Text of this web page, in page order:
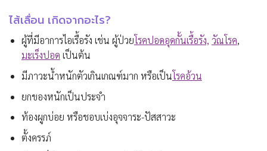
ไส้เลื่อน เกิดจากอะไร?
ผู้ที่มีอาการไอเรื้อรัง เช่น ผู้ป่วยโรคปอดอุดกั้นเรื้อรัง, วัณโรค,
มะเร็งปอด เป็นต้น
มีภาวะน้ำหนักตัวเกินเกณฑ์มาก หรือเป็นโรคอ้วน
ยกของหนักเป็นประจำ
ท้องผูกบ่อย หรือชอบเบ่งอุจจาระ-ปัสสาวะ
ตั้งครรภ์